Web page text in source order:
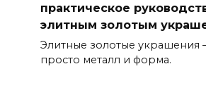
практическое
элитным золотым
Элитные золотые украшения
просто металл и форма.